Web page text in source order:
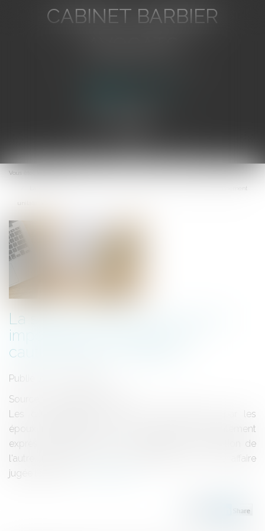
CABINET BARBIER
Ouvrir
le
Vous êtes ici :
La saisie d’un bien commun est
impossible sur la base d’un
cautionnement unilatéral
Publié le :
Source :
Les cautionnements souscrits unilatéralement par les
époux n'établissent pas à eux seuls le consentement
exprès de chacun d'eux à l'engagement de caution de
l'autre, rappelle la Cour de cassation dans une affaire
jugée le 13 juin...